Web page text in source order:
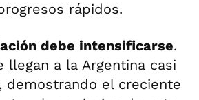
rápidos.
debe intensificarse.
a la Argentina casi
demostrando el creciente